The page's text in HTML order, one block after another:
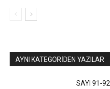
AYNI KATEGORIDEN YAZILAR
SAYI 91-92